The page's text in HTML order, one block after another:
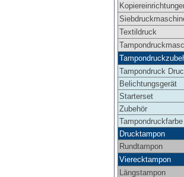
Textildruck
Tampondruck
Belichtungsgerät
Starterset
Zubehör
Tampondruckfarbe
Drucktampon
Rundtampon
Vierecktampon
Längstampon